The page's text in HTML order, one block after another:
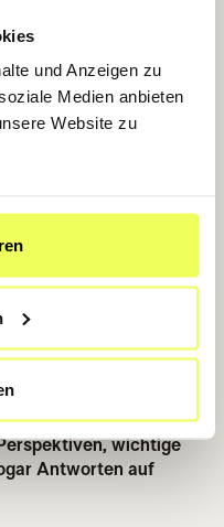
und Anzeigen zu
Medien anbieten
Website zu
Rohkakao
Götter“. Er wirkt
in dein Inneres, in
deinen Gefühlen
und
Während der
geschützten Raum
hinter dir lassen
wichtige
Antworten auf